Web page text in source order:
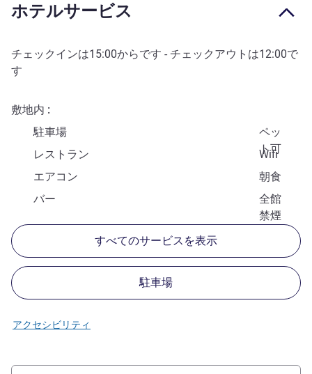
ホテルサービス
チェックインは15:00からです - チェックアウトは12:00で
す
敷地内
駐車場
ペッ
ト可
レストラン
Wifi
エアコン
朝食
バー
全館
禁煙
すべてのサービスを表示
駐車場
アクセシビリティ